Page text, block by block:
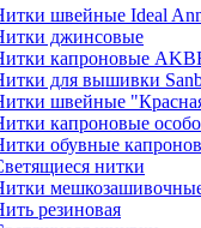
швейные Ideal
джинсовые
капроновые
для вышивки
швейные
капроновые
обувные
нитки
резиновая